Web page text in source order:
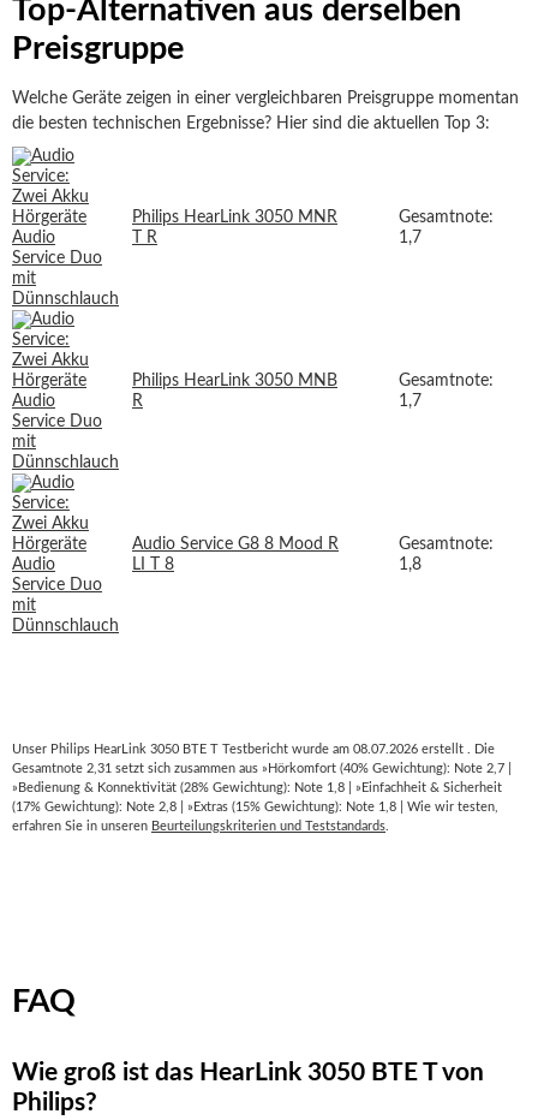
Top-Alternativen aus derselben
Preisgruppe
Welche Geräte zeigen in einer vergleichbaren Preisgruppe momentan
die besten technischen Ergebnisse? Hier sind die aktuellen Top 3:
Philips HearLink 3050 MNR
T R
Gesamtnote:
1,7
Philips HearLink 3050 MNB
R
Gesamtnote:
1,7
Audio Service G8 8 Mood R
LI T 8
Gesamtnote:
1,8
Unser Philips HearLink 3050 BTE T Testbericht wurde am 08.07.2026 erstellt . Die
Gesamtnote 2,31 setzt sich zusammen aus »Hörkomfort (40% Gewichtung): Note 2,7 |
»Bedienung & Konnektivität (28% Gewichtung): Note 1,8 | »Einfachheit & Sicherheit
(17% Gewichtung): Note 2,8 | »Extras (15% Gewichtung): Note 1,8 | Wie wir testen,
erfahren Sie in unseren Beurteilungskriterien und Teststandards
FAQ
Wie groß ist das HearLink 3050 BTE T von
Philips?